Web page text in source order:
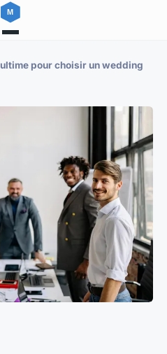
pour choisir un wedding